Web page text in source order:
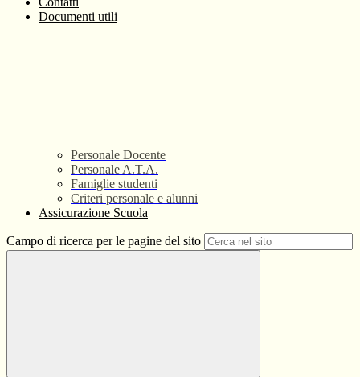
Documenti utili
Personale Docente
Personale A.T.A.
Famiglie studenti
Criteri personale e alunni
Assicurazione Scuola
Campo di ricerca per le pagine del sito